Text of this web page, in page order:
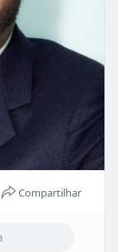
Compartilhar